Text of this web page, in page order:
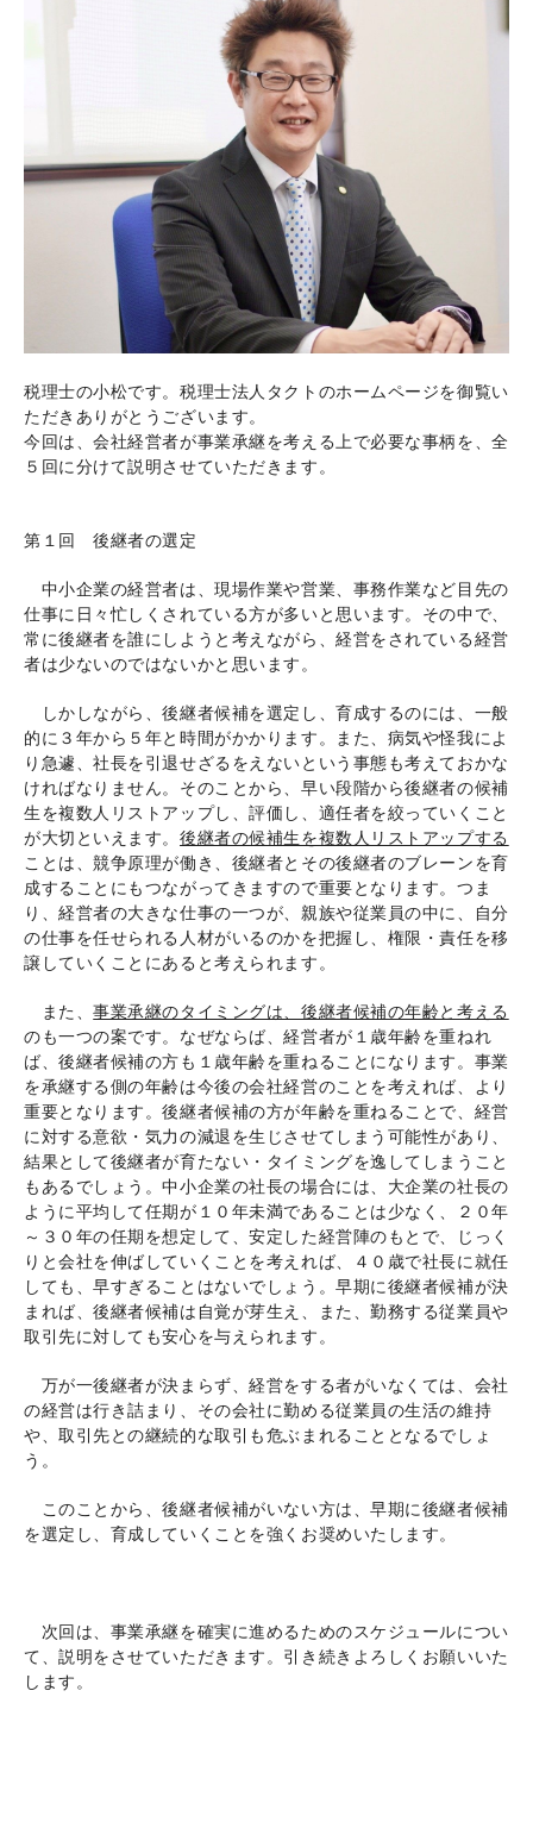
税理士の小松です。税理士法人タクトのホームページを御覧い
ただきありがとうございます。
今回は、会社経営者が事業承継を考える上で必要な事柄を、全
５回に分けて説明させていただきます。
第１回 後継者の選定
中小企業の経営者は、現場作業や営業、事務作業など目先の
仕事に日々忙しくされている方が多いと思います。その中で、
常に後継者を誰にしようと考えながら、経営をされている経営
者は少ないのではないかと思います。
しかしながら、後継者候補を選定し、育成するのには、一般
的に３年から５年と時間がかかります。また、病気や怪我によ
り急遽、社長を引退せざるをえないという事態も考えておかな
ければなりません。そのことから、早い段階から後継者の候補
生を複数人リストアップし、評価し、適任者を絞っていくこと
が大切といえます。後継者の候補生を複数人リストアップする
ことは、競争原理が働き、後継者とその後継者のブレーンを育
成することにもつながってきますので重要となります。つま
り、経営者の大きな仕事の一つが、親族や従業員の中に、自分
の仕事を任せられる人材がいるのかを把握し、権限・責任を移
譲していくことにあると考えられます。
また、事業承継のタイミングは、後継者候補の年齢と考える
のも一つの案です。なぜならば、経営者が１歳年齢を重ねれ
ば、後継者候補の方も１歳年齢を重ねることになります。事業
を承継する側の年齢は今後の会社経営のことを考えれば、より
重要となります。後継者候補の方が年齢を重ねることで、経営
に対する意欲・気力の減退を生じさせてしまう可能性があり、
結果として後継者が育たない・タイミングを逸してしまうこと
もあるでしょう。中小企業の社長の場合には、大企業の社長の
ように平均して任期が１０年未満であることは少なく、２０年
～３０年の任期を想定して、安定した経営陣のもとで、じっく
りと会社を伸ばしていくことを考えれば、４０歳で社長に就任
しても、早すぎることはないでしょう。早期に後継者候補が決
まれば、後継者候補は自覚が芽生え、また、勤務する従業員や
取引先に対しても安心を与えられます。
万が一後継者が決まらず、経営をする者がいなくては、会社
の経営は行き詰まり、その会社に勤める従業員の生活の維持
や、取引先との継続的な取引も危ぶまれることとなるでしょ
う。
このことから、後継者候補がいない方は、早期に後継者候補
を選定し、育成していくことを強くお奨めいたします。
次回は、事業承継を確実に進めるためのスケジュールについ
て、説明をさせていただきます。引き続きよろしくお願いいた
します。